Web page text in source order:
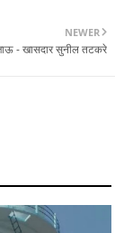
NEWER
- खासदार सुनील तटकरे